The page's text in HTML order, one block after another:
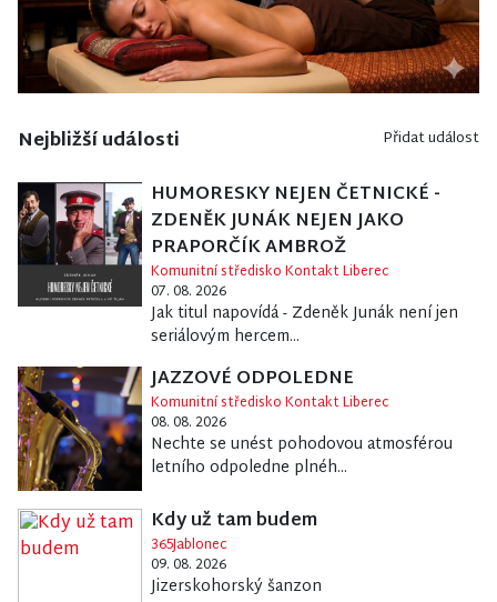
Nejbližší události Přidat událost
HUMORESKY NEJEN ČETNICKÉ -
ZDENĚK JUNÁK NEJEN JAKO
PRAPORČÍK AMBROŽ
Komunitní středisko Kontakt Liberec
07. 08. 2026
Jak titul napovídá - Zdeněk Junák není jen
seriálovým hercem...
JAZZOVÉ ODPOLEDNE
Komunitní středisko Kontakt Liberec
08. 08. 2026
Nechte se unést pohodovou atmosférou
letního odpoledne plnéh...
Kdy už tam budem
365Jablonec
09. 08. 2026
Jizerskohorský šanzon